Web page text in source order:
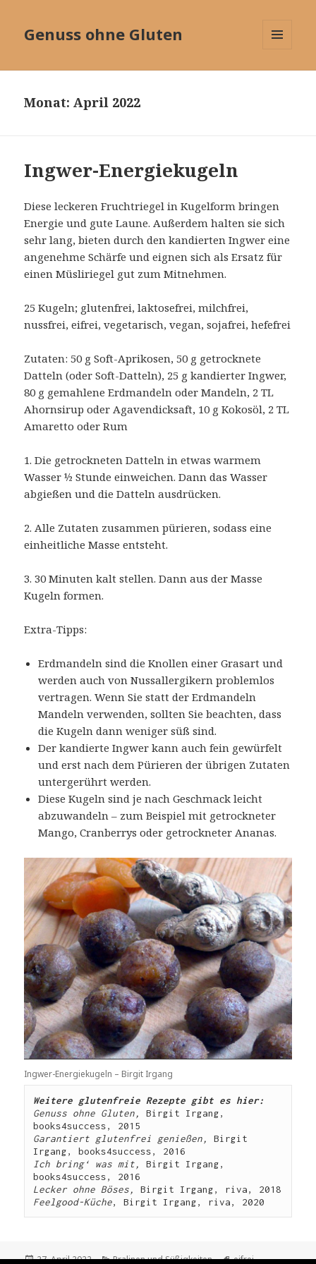
Genuss ohne Gluten
Monat:April 2022
Ingwer-Energiekugeln
Diese leckeren Fruchtriegel in Kugelform bringen
Energie und gute Laune. Außerdem halten sie sich
sehr lang, bieten durch den kandierten Ingwer eine
angenehme Schärfe und eignen sich als Ersatz für
einen Müsliriegel gut zum Mitnehmen.
25 Kugeln; glutenfrei, laktosefrei, milchfrei,
nussfrei, eifrei, vegetarisch, vegan, sojafrei, hefefrei
Zutaten: 50 g Soft-Aprikosen, 50 g getrocknete
Datteln (oder Soft-Datteln), 25 g kandierter Ingwer,
80 g gemahlene Erdmandeln oder Mandeln, 2 TL
Ahornsirup oder Agavendicksaft, 10 g Kokosöl, 2 TL
Amaretto oder Rum
1. Die getrockneten Datteln in etwas warmem
Wasser ½ Stunde einweichen. Dann das Wasser
abgießen und die Datteln ausdrücken.
2. Alle Zutaten zusammen pürieren, sodass eine
einheitliche Masse entsteht.
3. 30 Minuten kalt stellen. Dann aus der Masse
Kugeln formen.
Extra-Tipps:
Erdmandeln sind die Knollen einer Grasart und
werden auch von Nussallergikern problemlos
vertragen. Wenn Sie statt der Erdmandeln
Mandeln verwenden, sollten Sie beachten, dass
die Kugeln dann weniger süß sind.
Der kandierte Ingwer kann auch fein gewürfelt
und erst nach dem Pürieren der übrigen Zutaten
untergerührt werden.
Diese Kugeln sind je nach Geschmack leicht
abzuwandeln – zum Beispiel mit getrockneter
Mango, Cranberrys oder getrockneter Ananas.
Ingwer-Energiekugeln – Birgit Irgang
Weitere glutenfreie Rezepte gibt es hier:
Genuss ohne Gluten, Birgit Irgang,
books4success, 2015
Garantiert glutenfrei genießen, Birgit
Irgang, books4success, 2016
Ich bring‘ was mit, Birgit Irgang,
books4success, 2016
Lecker ohne Böses,
Birgit Irgang, riva, 2018
Feelgood-Küche, Birgit Irgang, riva, 2020
Veröffentlicht
27. April 2022 Kategorien
Pralinen und Süßigkeiten Schlagwörter
eifrei,